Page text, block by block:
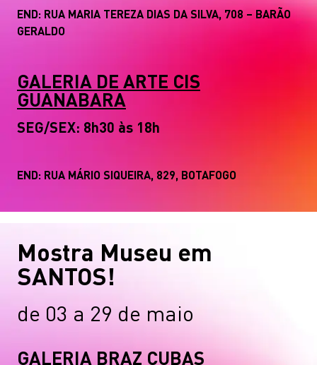
END: RUA MARIA TEREZA DIAS DA SILVA, 708 – BARÃO
GERALDO
GALERIA DE ARTE CIS
GUANABARA
SEG/SEX: 8h30 às 18h
END: RUA MÁRIO SIQUEIRA, 829, BOTAFOGO
Mostra Museu em
SANTOS!
de 03 a 29 de maio
GALERIA BRAZ CUBAS